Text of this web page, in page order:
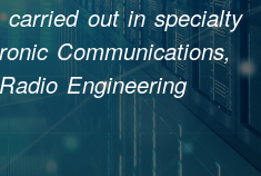
out in specialty
Communications,
Engineering